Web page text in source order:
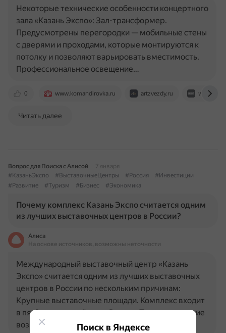
0 www.komandirovka.ru artzvezdy.ru
Некоторые технические особенности концертного
зала «Казань Экспо»: Зал-трансформер.
Предусмотрены перегородки — мобильные стены
с дверями и проходами, которые монтируются к
потолку и позволяют варьировать вместимость.
Профессиональное освещение…
Читать далее
Вопрос для Поиска с Алисой
7 января
#КазаньЭкспо
#ВыставочныеЦентры #Россия
#Инвестиции
#Развитие
#Туризм #Бизнес #Экономика
Почему комплекс Казань Экспо считается одним
из лучших выставочных центров в России?
Алиса
На основе источников, возможны неточности
Международный выставочный центр «Казань
Экспо» считается одним из лучших выставочных
центров в России по нескольким причинам:
Крупные выставочные площади. Комплекс входит
в пятёрку крупнейших в России. Технологические
возможности и…Поиск в Яндексе